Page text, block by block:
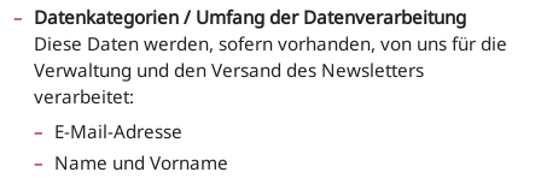
Datenkategorien / Umfang der Datenverarbeitung
Diese Daten werden, sofern vorhanden, von uns für die
Verwaltung und den Versand des Newsletters
verarbeitet:
E-Mail-Adresse
Name und Vorname